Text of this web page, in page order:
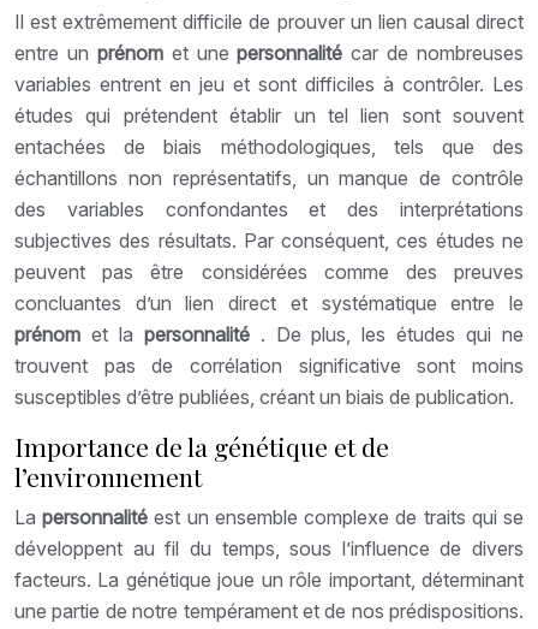
Il est extrêmement difficile de prouver un lien causal direct
entre un prénom et unepersonnalitécar de nombreuses
variables entrent en jeu et sont difficiles à contrôler. Les
études qui prétendent établir un tel lien sont souvent
entachées de biais méthodologiques, tels que des
échantillons non représentatifs, un manque de contrôle
des variables confondantes et des interprétations
subjectives des résultats. Par conséquent, ces études ne
peuvent pas être considérées comme des preuves
concluantes d’un lien direct et systématique entre le
prénom et la personnalité . De plus, les études qui ne
trouvent pas de corrélation significative sont moins
susceptibles d’être publiées, créant un biais de publication.
Importance de la génétique et de
l’environnement
Lapersonnalitéest un ensemble complexe de traits qui se
développent au fil du temps, sous l’influence de divers
facteurs. La génétique joue un rôle important, déterminant
une partie de notre tempérament et de nos prédispositions.